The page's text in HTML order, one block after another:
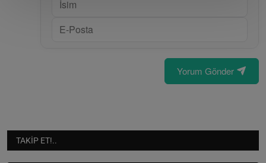
Yorum Gönder
TAKIP ET!..